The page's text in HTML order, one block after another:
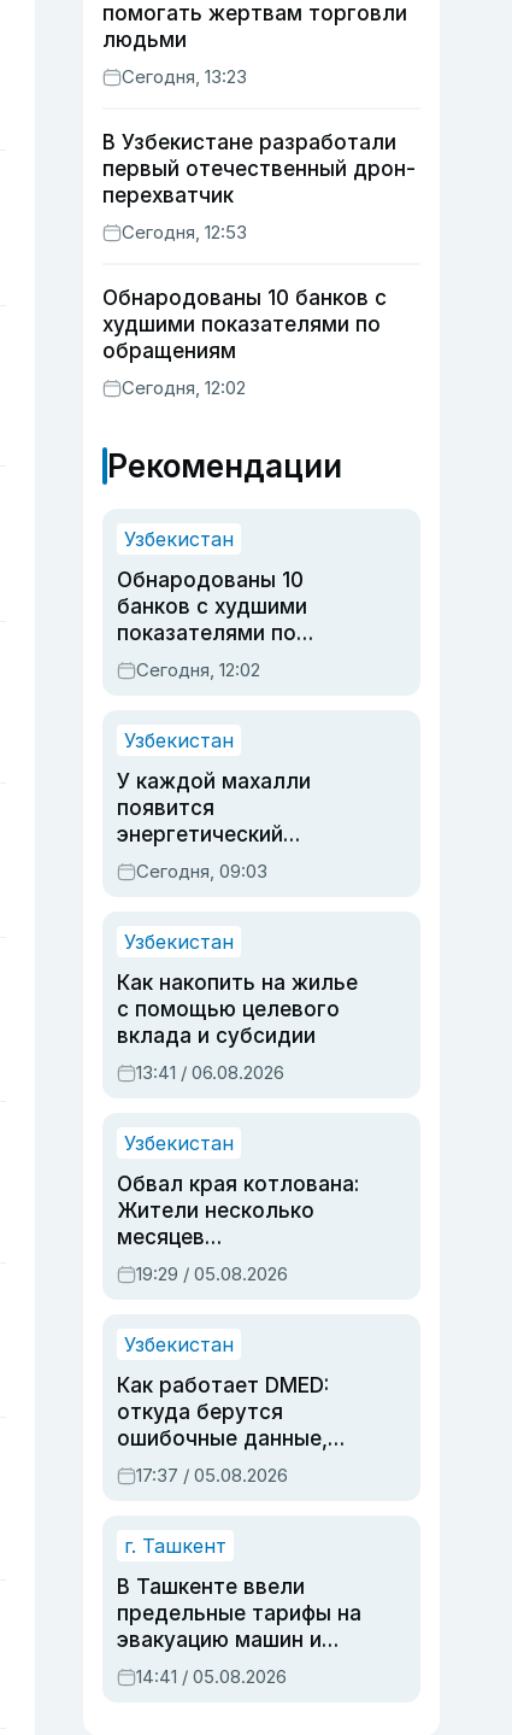
помогать жертвам торговли
людьми
Сегодня, 13:23
В Узбекистане разработали
первый отечественный дрон-
перехватчик
Сегодня, 12:53
Обнародованы 10 банков с
худшими показателями по
обращениям
Сегодня, 12:02
Рекомендации
Узбекистан
Обнародованы 10
банков с худшими
показателями по
обращениям
Сегодня, 12:02
Узбекистан
У каждой махалли
появится
энергетический
паспорт
Сегодня, 09:03
Узбекистан
Как накопить на жилье
с помощью целевого
вклада и субсидии
13:41 / 06.08.2026
Узбекистан
Обвал края котлована:
Жители несколько
месяцев
предупреждали об
опасности, но стройка
19:29 / 05.08.2026
Узбекистан
Как работает DMED:
откуда берутся
ошибочные данные,
дубли аккаунтов и
очереди по онлайн-
17:37 / 05.08.2026
г. Ташкент
В Ташкенте ввели
предельные тарифы на
эвакуацию машин и
штрафстоянки
14:41 / 05.08.2026